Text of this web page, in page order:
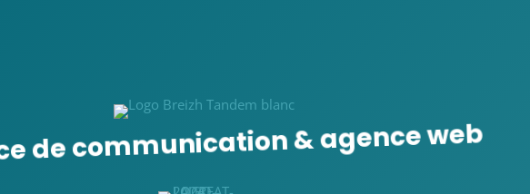
de communication & agence web